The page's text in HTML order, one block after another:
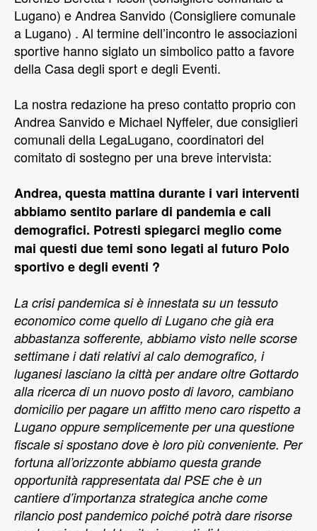
Lugano) e Andrea Sanvido (Consigliere comunale
a Lugano) . Al termine dell’incontro le associazioni
sportive hanno siglato un simbolico patto a favore
della Casa degli sport e degli Eventi.
La nostra redazione ha preso contatto proprio con
Andrea Sanvido e Michael Nyffeler, due consiglieri
comunali della LegaLugano, coordinatori del
comitato di sostegno per una breve intervista:
Andrea, questa mattina durante i vari interventi
abbiamo sentito parlare di pandemia e cali
demografici. Potresti spiegarci meglio come
mai questi due temi sono legati al futuro Polo
sportivo e degli eventi ?
La crisi pandemica si è innestata su un tessuto
economico come quello di Lugano che già era
abbastanza sofferente, abbiamo visto nelle scorse
settimane i dati relativi al calo demografico, i
luganesi lasciano la città per andare oltre Gottardo
alla ricerca di un nuovo posto di lavoro, cambiano
domicilio per pagare un affitto meno caro rispetto a
Lugano oppure semplicemente per una questione
fiscale si spostano dove è loro più conveniente. Per
fortuna all’orizzonte abbiamo questa grande
opportunità rappresentata dal PSE che è un
cantiere d’importanza strategica anche come
rilancio post pandemico poiché potrà dare risorse